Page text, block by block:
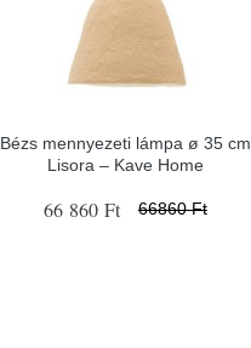
Bézs mennyezeti lámpa ø 35 cm
Lisora – Kave Home
66 860 Ft 66860 Ft